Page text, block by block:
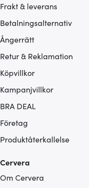
Frakt & leverans
Betalningsalternativ
Ångerrätt
Retur & Reklamation
Köpvillkor
Kampanjvillkor
BRA DEAL
Företag
Produktåterkallelse
Cervera
Om Cervera